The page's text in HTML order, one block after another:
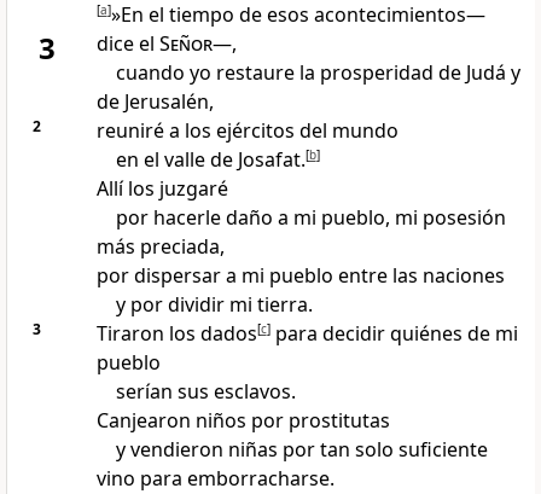
3
[a]»En el tiempo de esos acontecimientos—
dice el Señor—,
cuando yo restaure la prosperidad de Judá y
de Jerusalén,
2
reuniré a los ejércitos del mundo
en el valle de Josafat.[b]
Allí los juzgaré
por hacerle daño a mi pueblo, mi posesión
más preciada,
por dispersar a mi pueblo entre las naciones
y por dividir mi tierra.
3 Tiraron los dados[c]para decidir quiénes de mi
pueblo
serían sus esclavos.
Canjearon niños por prostitutas
y vendieron niñas por tan solo suficiente
vino para emborracharse.